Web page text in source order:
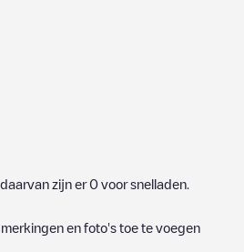
zijn er 0 voor snelladen.
en foto's toe te voegen